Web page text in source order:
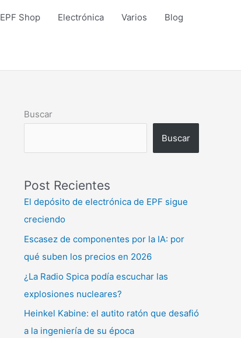
EPF Shop Electrónica Varios Blog
Buscar
Buscar
Post Recientes
El depósito de electrónica de EPF sigue
creciendo
Escasez de componentes por la IA: por
qué suben los precios en 2026
¿La Radio Spica podía escuchar las
explosiones nucleares?
Heinkel Kabine: el autito ratón que desafió
a la ingeniería de su época